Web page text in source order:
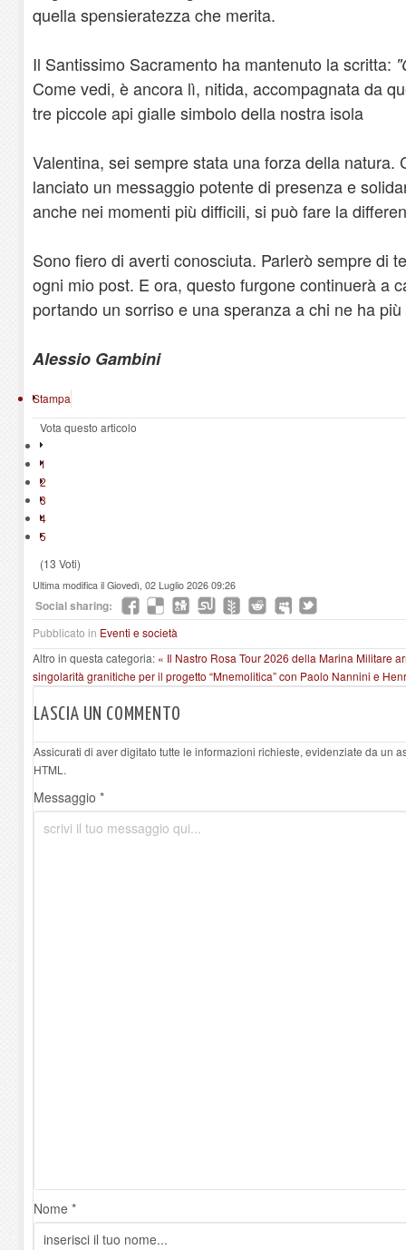
quella spensieratezza che merita.
​Il Santissimo Sacramento ha mantenuto la scritta:
Come vedi, è ancora lì, nitida, accompagnata da
tre piccole api gialle simbolo della nostra isola
​Valentina, sei sempre stata una forza della natura.
lanciato un messaggio potente di presenza e
anche nei momenti più difficili, si può fare la
​Sono fiero di averti conosciuta. Parlerò sempre di
ogni mio post. E ora, questo furgone continuerà a
portando un sorriso e una speranza a chi ne ha
Alessio Gambini
Stampa
Vota questo articolo
1
2
3
4
5
(13 Voti)
Ultima modifica il Giovedì, 02 Luglio 2026 09:26
Social sharing:
Pubblicato in Eventi e società
Altro in questa categoria: « Il Nastro Rosa Tour 2026 della Marina Militare
singolarità granitiche per il progetto “Mnemolitica” con Paolo Nannini e
LASCIA UN COMMENTO
Assicurati di aver digitato tutte le informazioni richieste, evidenziate da un
HTML.
Messaggio *
Nome *